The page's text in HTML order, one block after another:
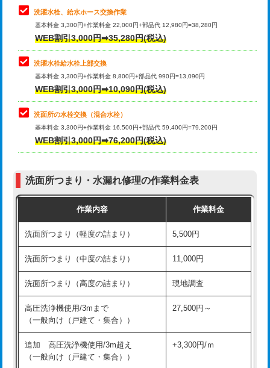
業）
排水管工事（排水管工事/3ｍまで） 55,000円
排水管工事（追加 排水管工事/3ｍ超
え）
マス交換（土の掘削・埋め戻し作業）
マス交換（深さ50㎝未満）
マス交換（深さ50㎝以上）
モルタル補修（厚さ10㎝まで） 27,500円
モルタル補修（厚さ10㎝超え） 38,500円
洗面台設置 38,500円
バスタブ設置 現場見積
追加人工 16,500円
廃棄・処分 現場見積
キッチンタンク脱着
その他部品の脱着
交換・取付（タンク）
交換・取付(単水栓（壁付・デッキ
式）)
交換・取付(混合水栓（壁付・デッキ
式・ワンホール）)
16,500円+材料費
（P/S/ポップアップ））
交換・取付（その他部品） 11,000円+材料費
持込商品取付（単水栓） 13,200円
持込商品取付（混合水栓） 16,500円
持込商品取付（浄水器・分岐水栓） 16,500円
給水管工事※（ホール加工) 16,500円
給水管工事※（バンド止め)
給水管工事※（支持金具設置) 5,500円
洗濯水栓、給水ホース交換作業
基本料金 3,300円+作業料金 22,000円+部品代 12,980円=38,280円
WEB割引3,000円➡35,280円(税込)
洗濯水栓給水栓上部交換
基本料金 3,300円+作業料金 8,800円+部品代 990円=13,090円
WEB割引3,000円➡10,090円(税込)
洗面所の水栓交換（混合水栓）
基本料金 3,300円+作業料金 16,500円+部品代 59,400円=79,200円
WEB割引3,000円➡76,200円(税込)
洗面所つまり・水漏れ修理の作業料金表
作業内容 作業料金
洗面所つまり（軽度の詰まり） 5,500円
洗面所つまり（中度の詰まり） 11,000円
洗面所つまり（高度の詰まり） 現地調査
高圧洗浄機使用/3mまで
（一般向け（戸建て・集合））
27,500円～
追加 高圧洗浄機使用/3m超え
（一般向け（戸建て・集合））
+3,300円/ｍ